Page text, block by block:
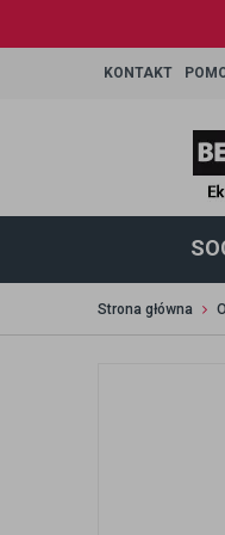
KONTAKT
Strona główna